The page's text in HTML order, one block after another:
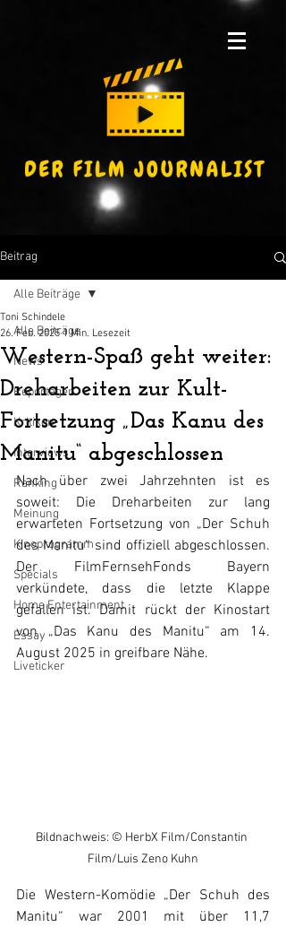
Beitrag
Alle Beiträge
News
Reportagen
Kritiken
Interviews
Ranking
Meinung
Kinoprogramm
Specials
Home Entertainment
Essay
Liveticker
Alle Beiträge
Western-Spaß geht weiter:
Dreharbeiten zur Kult-
Fortsetzung „Das Kanu des
Manitu“ abgeschlossen
Toni Schindele
26. Feb. 2025 1 Min. Lesezeit
Nach über zwei Jahrzehnten ist es
soweit: Die Dreharbeiten zur lang
erwarteten Fortsetzung von „Der Schuh
des Manitu“ sind offiziell abgeschlossen.
Der FilmFernsehFonds Bayern
verkündete, dass die letzte Klappe
gefallen ist. Damit rückt der Kinostart
von „Das Kanu des Manitu“ am 14.
August 2025 in greifbare Nähe.
Bildnachweis: © HerbX Film/Constantin
Film/Luis Zeno Kuhn
Die Western-Komödie „Der Schuh des
Manitu“ war 2001 mit über 11,7